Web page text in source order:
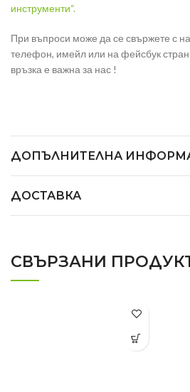
инструменти“.
При въпроси може да се свържете с
телефон, имейл или на фейсбук
връзка е важна за нас !
ДОПЪЛНИТЕЛНА
ДОСТАВКА
СВЪРЗАНИ